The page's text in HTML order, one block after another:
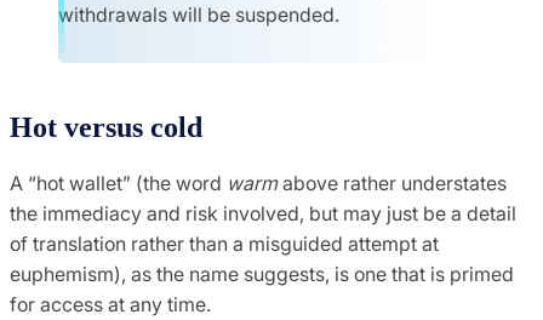
withdrawals will be suspended.
Hot versus cold
A “hot wallet” (the word warmabove rather understates
the immediacy and risk involved, but may just be a detail
of translation rather than a misguided attempt at
euphemism), as the name suggests, is one that is primed
for access at any time.